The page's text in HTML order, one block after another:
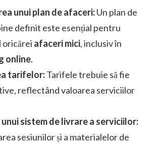
unui plan de afaceri:Un plan de
definit este esențial pentru
oricărei afaceri mici, inclusiv în
online.
tarifelor:Tarifele trebuie să fie
reflectând valoarea serviciilor
sistem de livrare a serviciilor:
sesiunilor și a materialelor de